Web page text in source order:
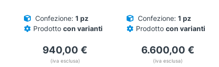
Confezione: 1 pz
Prodotto con varianti
940,00 €
(iva esclusa)
Confezione: 1 pz
Prodotto con varianti
6.600,00 €
(iva esclusa)